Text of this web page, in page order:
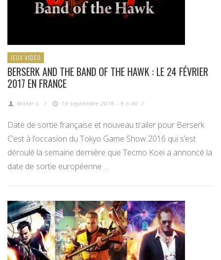
JEUX VIDÉO
BERSERK AND THE BAND OF THE HAWK : LE 24 FÉVRIER
2017 EN FRANCE
Mister L. / 19 septembre 2016 - 9 h 40 /
Date de sortie française et nouveau trailer pour Berserk
C’est à l’occasion du Tokyo Game Show 2016 qui s’est
déroulé la semaine dernière que Tecmo Koei a annoncé la
date de sortie européenne …